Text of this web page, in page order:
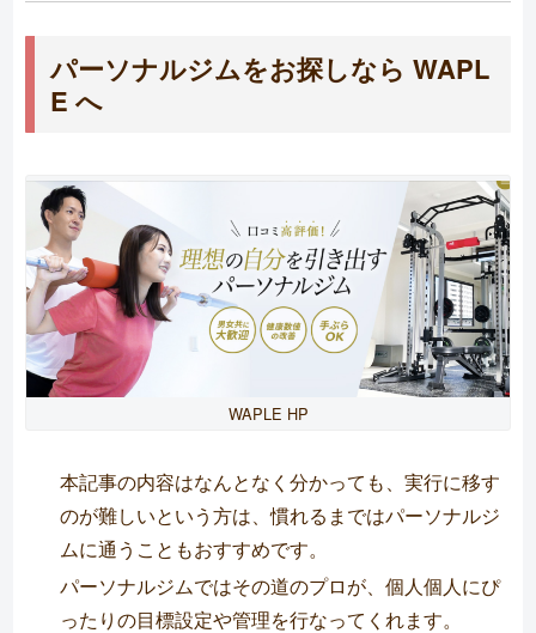
パーソナルジムをお探しなら WAPL
E へ
WAPLE HP
本記事の内容はなんとなく分かっても、実行に移す
のが難しいという方は、慣れるまではパーソナルジ
ムに通うこともおすすめです。
パーソナルジムではその道のプロが、個人個人にぴ
ったりの目標設定や管理を行なってくれます。